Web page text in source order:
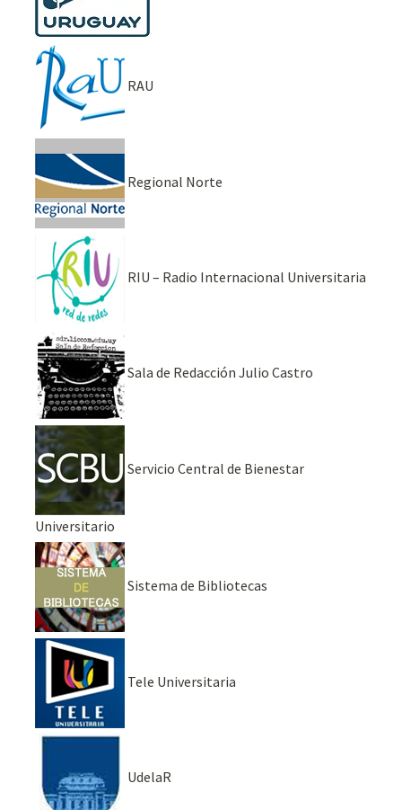
RAU
Regional Norte
RIU – Radio Internacional Universitaria
Sala de Redacción Julio Castro
Servicio Central de Bienestar
Universitario
Sistema de Bibliotecas
Tele Universitaria
UdelaR